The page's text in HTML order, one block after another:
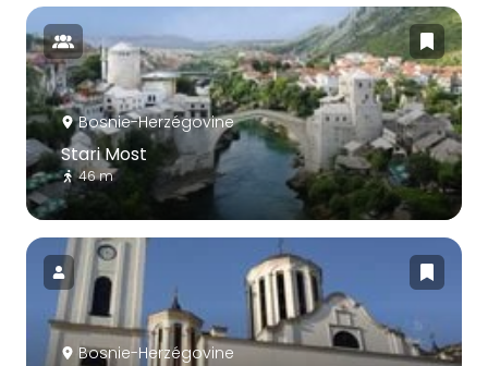
Bosnie-Herzégovine
Stari Most
46 m
Bosnie-Herzégovine